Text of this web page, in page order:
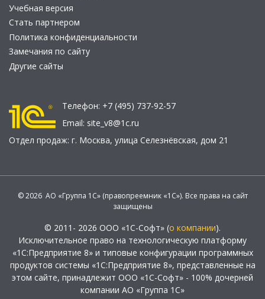
Учебная версия
Стать партнером
Политика конфиденциальности
Замечания по сайту
Другие сайты
Телефон: +7 (495) 737-92-57
Email: site_v8@1c.ru
Отдел продаж: г. Москва, улица Селезнёвская, дом 21
© 2026 АО «Группа 1С» (правопреемник «1С»). Все права на сайт
защищены
© 2011- 2026 ООО «1С-Софт» (о компании).
Исключительное право на технологическую платформу
«1С:Предприятие 8» и типовые конфигурации программных
продуктов системы «1С:Предприятие 8», представленные на
этом сайте, принадлежит ООО «1С-Софт» - 100% дочерней
компании АО «Группа 1С»